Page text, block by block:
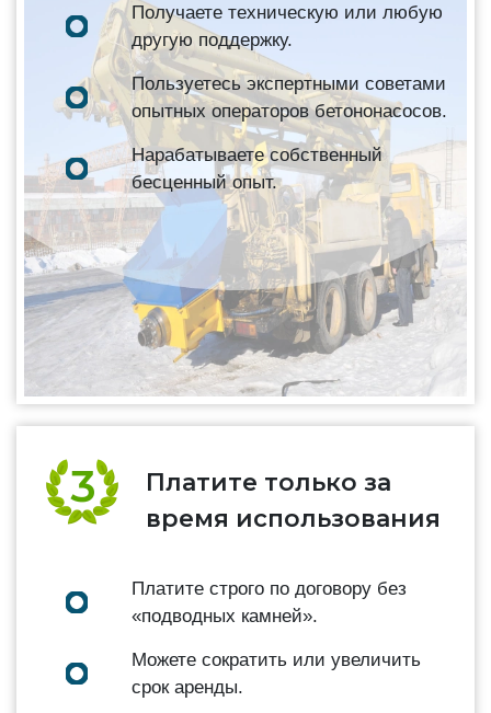
Получаете техническую или любую
другую поддержку.
Пользуетесь экспертными советами
опытных операторов бетононасосов.
Нарабатываете собственный
бесценный опыт.
Платите только за
время использования
Платите строго по договору без
«подводных камней».
Можете сократить или увеличить
срок аренды.